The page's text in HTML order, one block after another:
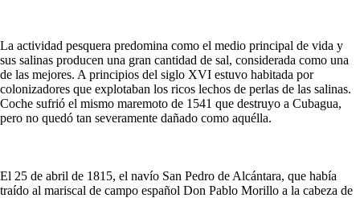
La actividad pesquera predomina como el medio principal de vida y
sus salinas producen una gran cantidad de sal, considerada como una
de las mejores. A principios del siglo XVI estuvo habitada por
colonizadores que explotaban los ricos lechos de perlas de las salinas.
Coche sufrió el mismo maremoto de 1541 que destruyo a Cubagua,
pero no quedó tan severamente dañado como aquélla.
El 25 de abril de 1815, el navío San Pedro de Alcántara, que había
traído al mariscal de campo español Don Pablo Morillo a la cabeza de